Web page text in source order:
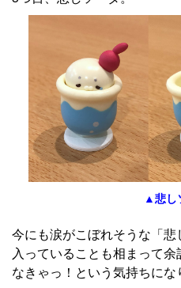
▲悲し
今にも涙がこぼれそうな「
入っていることも相まって
なきゃっ！という気持ちにな